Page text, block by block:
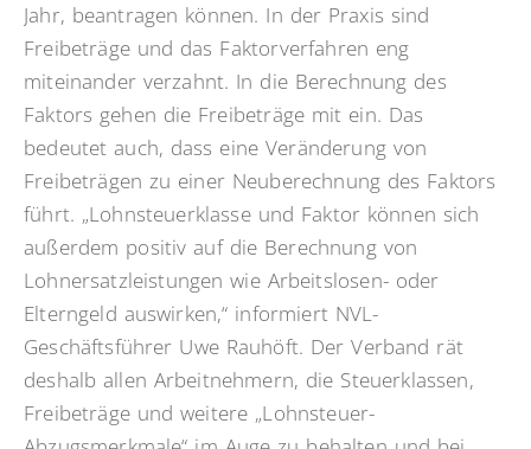
Jahr, beantragen können. In der Praxis sind
Freibeträge und das Faktorverfahren eng
miteinander verzahnt. In die Berechnung des
Faktors gehen die Freibeträge mit ein. Das
bedeutet auch, dass eine Veränderung von
Freibeträgen zu einer Neuberechnung des Faktors
führt. „Lohnsteuerklasse und Faktor können sich
außerdem positiv auf die Berechnung von
Lohnersatzleistungen wie Arbeitslosen- oder
Elterngeld auswirken,“ informiert NVL-
Geschäftsführer Uwe Rauhöft. Der Verband rät
deshalb allen Arbeitnehmern, die Steuerklassen,
Freibeträge und weitere „Lohnsteuer-